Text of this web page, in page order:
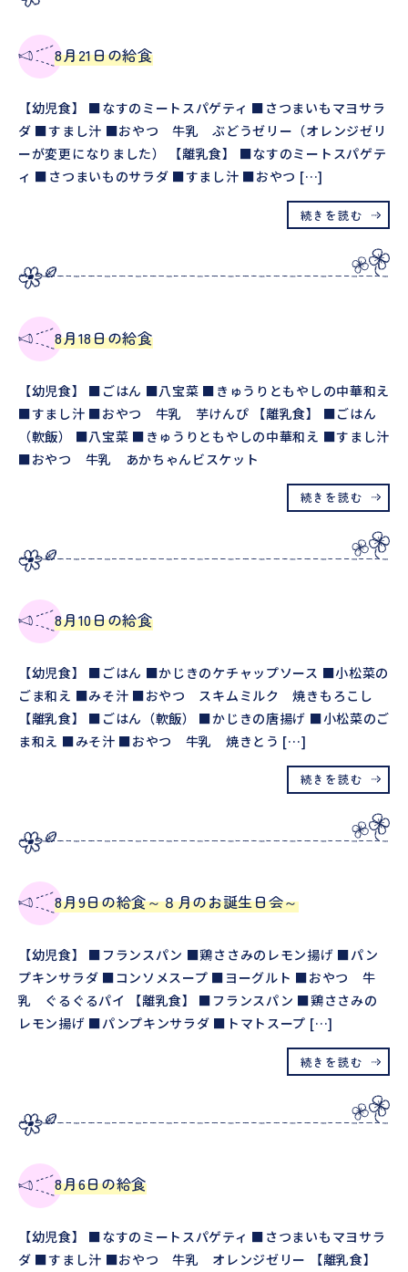
8月21日の給食
【幼児食】 ■なすのミートスパゲティ ■さつまいもマヨサラ
ダ ■すまし汁 ■おやつ 牛乳 ぶどうゼリー（オレンジゼリ
ーが変更になりました） 【離乳食】 ■なすのミートスパゲテ
ィ ■さつまいものサラダ ■すまし汁 ■おやつ […]
続きを読む
8月18日の給食
【幼児食】 ■ごはん ■八宝菜 ■きゅうりともやしの中華和え
■すまし汁 ■おやつ 牛乳 芋けんぴ 【離乳食】 ■ごはん
（軟飯） ■八宝菜 ■きゅうりともやしの中華和え ■すまし汁
■おやつ 牛乳 あかちゃんビスケット
続きを読む
8月10日の給食
【幼児食】 ■ごはん ■かじきのケチャップソース ■小松菜の
ごま和え ■みそ汁 ■おやつ スキムミルク 焼きもろこし
【離乳食】 ■ごはん（軟飯） ■かじきの唐揚げ ■小松菜のご
ま和え ■みそ汁 ■おやつ 牛乳 焼きとう […]
続きを読む
8月9日の給食～８月のお誕生日会～
【幼児食】 ■フランスパン ■鶏ささみのレモン揚げ ■パン
プキンサラダ ■コンソメスープ ■ヨーグルト ■おやつ 牛
乳 ぐるぐるパイ 【離乳食】 ■フランスパン ■鶏ささみの
レモン揚げ ■パンプキンサラダ ■トマトスープ […]
続きを読む
8月6日の給食
【幼児食】 ■なすのミートスパゲティ ■さつまいもマヨサラ
ダ ■すまし汁 ■おやつ 牛乳 オレンジゼリー 【離乳食】